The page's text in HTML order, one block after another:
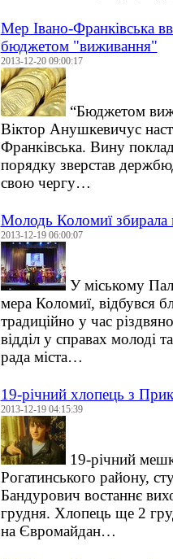
Мер Івано-Франківська
бюджетом "виживання"
2013-12-20 09:00:17
“Бюджетом
Віктор Анушкевичус
Франківська. Вину
порядку зверстав
свою чергу…
Молодь Коломиї збирала
2013-12-19 06:00:07
У міському
мера Коломиї, відбувся
традиційно у час
відділ у справах молоді
рада міста…
19-річний хлопець з
2013-12-19 04:15:39
19-річний
Рогатинського району,
Бандурович востаннє
грудня. Хлопець ще 2
на Євромайдан…